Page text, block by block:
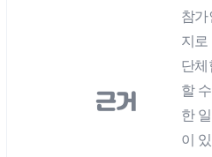
근거
참가
지로
단체
할
한
이